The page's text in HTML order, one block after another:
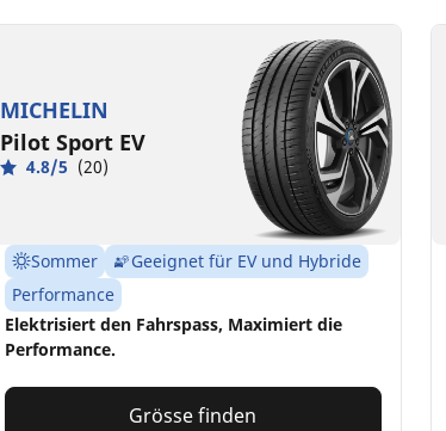
MICHELIN
Pilot Sport EV
4.8/5 (20)
Sommer
Geeignet für EV und Hybride
Performance
Elektrisiert den Fahrspass, Maximiert die
Performance.
Grösse finden